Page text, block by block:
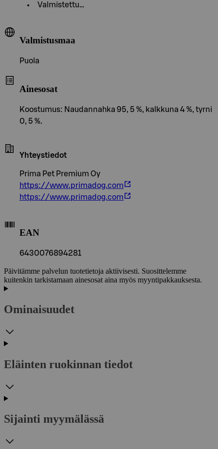
Valmistettu…
Valmistusmaa
Puola
Ainesosat
Koostumus: Naudannahka 95, 5 %, kalkkuna 4 %, tyrni
0, 5 %.
Yhteystiedot
Prima Pet Premium Oy
https://www.primadog.com
https://www.primadog.com
EAN
6430076894281
Päivitämme palvelun tuotetietoja aktiivisesti. Suosittelemme
kuitenkin tarkistamaan ainesosat aina myös myyntipakkauksesta.
Ominaisuudet
Eläinten ruokinnan tiedot
Sijainti myymälässä